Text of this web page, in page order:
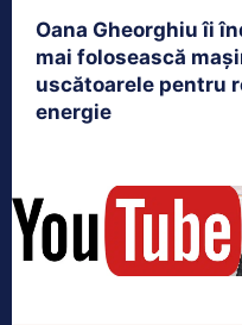
Oana Gheorghiu îi
mai folosească
uscătoarele pentru
energie